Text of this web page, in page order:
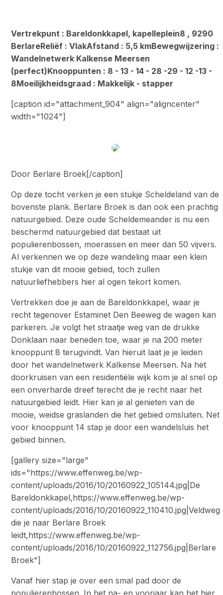
Vertrekpunt : Bareldonkkapel, kapelleplein8 , 9290
BerlareReliëf : VlakAfstand : 5,5 kmBewegwijzering :
Wandelnetwerk Kalkense Meersen
(perfect)Knooppunten : 8 - 13 - 14 - 28 -29 - 12 -13 -
8Moeilijkheidsgraad : Makkelijk - stapper
[caption id="attachment_904" align="aligncenter"
width="1024"]
Door Berlare Broek[/caption]
Op deze tocht verken je een stukje Scheldeland van de
bovenste plank. Berlare Broek is dan ook een prachtig
natuurgebied. Deze oude Scheldemeander is nu een
beschermd natuurgebied dat bestaat uit
populierenbossen, moerassen en meer dan 50 vijvers.
Al verkennen we op deze wandeling maar een klein
stukje van dit mooie gebied, toch zullen
natuurliefhebbers hier al ogen tekort komen.
Vertrekken doe je aan de Bareldonkkapel, waar je
recht tegenover Estaminet Den Beeweg de wagen kan
parkeren. Je volgt het straatje weg van de drukke
Donklaan naar beneden toe, waar je na 200 meter
knooppunt 8 terugvindt. Van hieruit laat je je leiden
door het wandelnetwerk Kalkense Meersen. Na het
doorkruisen van een residentiële wijk kom je al snel op
een onverharde dreef terecht die je recht naar het
natuurgebied leidt. Hier kan je al genieten van de
mooie, weidse graslanden die het gebied omsluiten. Net
voor knooppunt 14 stap je door een wandelsluis het
gebied binnen.
[gallery size="large"
ids="https://www.effenweg.be/wp-
content/uploads/2016/10/20160922_105144.jpg|De
Bareldonkkapel,https://www.effenweg.be/wp-
content/uploads/2016/10/20160922_110410.jpg|Veldweg
die je naar Berlare Broek
leidt,https://www.effenweg.be/wp-
content/uploads/2016/10/20160922_112756.jpg|Berlare
Broek"]
Vanaf hier stap je over een smal pad door de
populierenbossen. In het na- en voorjaar kan het hier